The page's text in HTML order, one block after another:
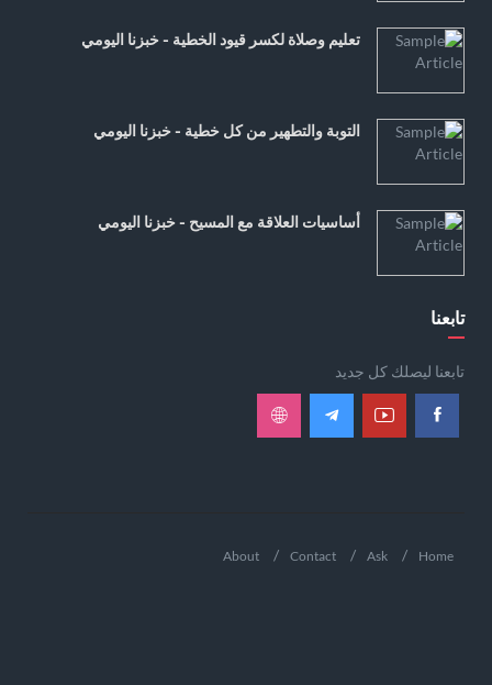
تعليم وصلاة لكسر قيود الخطية - خبزنا اليومي
التوبة والتطهير من كل خطية - خبزنا اليومي
أساسيات العلاقة مع المسيح - خبزنا اليومي
تابعنا
تابعنا ليصلك كل جديد
Home
Ask
Contact
About